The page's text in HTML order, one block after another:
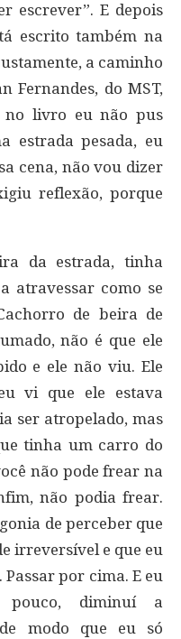
escrever”. E depois
escrito também na
a caminho
Fernandes, do MST,
no livro eu não pus
estrada pesada, eu
cena, não vou dizer
reflexão, porque
da estrada, tinha
atravessar como se
de beira de
não é que ele
e ele não viu. Ele
vi que ele estava
ser atropelado, mas
tinha um carro do
não pode frear na
não podia frear.
de perceber que
irreversível e que eu
por cima. E eu
pouco, diminuí a
modo que eu só